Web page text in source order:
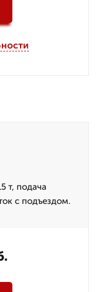
т, подача
с подъездом.